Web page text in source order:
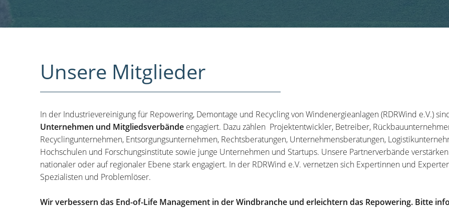
Unsere Mitglieder
In der Industrievereinigung für Repowering, Demontage und Recycling von Windenergieanlagen (RDRWind e.V.)
Unternehmen und Mitgliedsverbände engagiert. Dazu zählen Projektentwickler, Betreiber,
Recyclingunternehmen, Entsorgungsunternehmen, Rechtsberatungen, Unternehmensberatungen,
Hochschulen und Forschungsinstitute sowie junge Unternehmen und Startups. Unsere Partnerverbände
nationaler oder auf regionaler Ebene stark engagiert. In der RDRWind e.V. vernetzen sich Expertinnen und
Spezialisten und Problemlöser.
Wir verbessern das End-of-Life Management in der Windbranche und erleichtern das Repowering. Bitte